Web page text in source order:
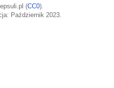
(CC0).
Październik 2023.